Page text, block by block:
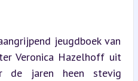
jeugdboek van
Veronica Hazelhoff uit
de jaren heen stevig